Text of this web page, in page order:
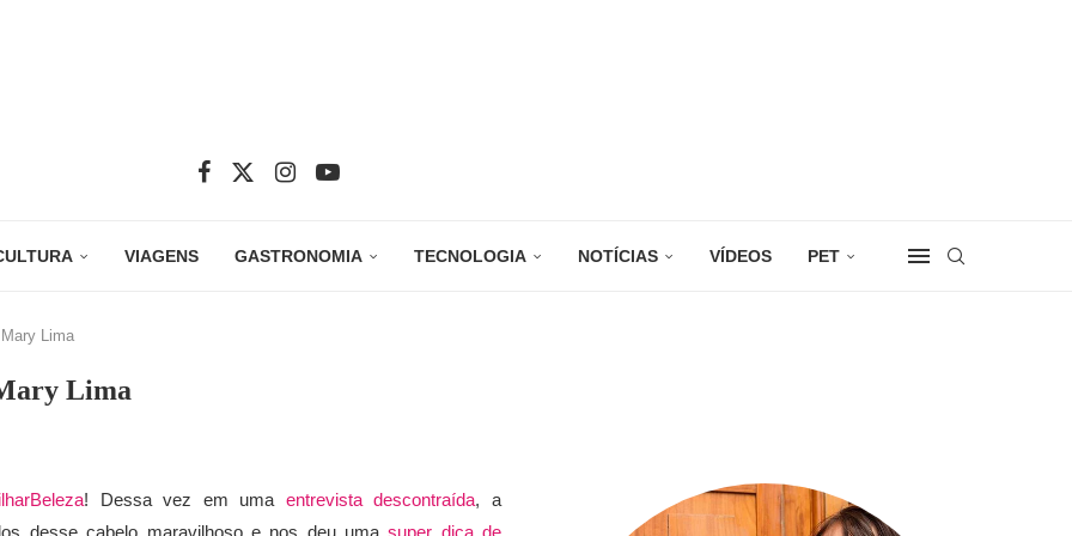
VIAGENS GASTRONOMIA TECNOLOGIA NOTÍCIAS VÍDEOS PET
Lima
Lima
! Dessa vez em uma entrevista descontraída, a
desse cabelo maravilhoso e nos deu umasuper dica de